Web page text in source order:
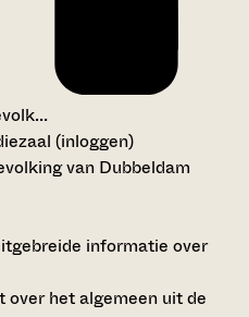
(inloggen)
van Dubbeldam
informatie over
het algemeen uit de